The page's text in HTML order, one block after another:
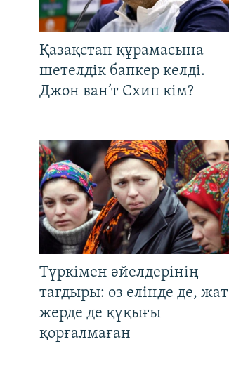
Қазақстан құрамасына
шетелдік бапкер келді.
Джон ван’т Схип кім?
Түркімен әйелдерінің
тағдыры: өз елінде де, жат
жерде де құқығы
қорғалмаған